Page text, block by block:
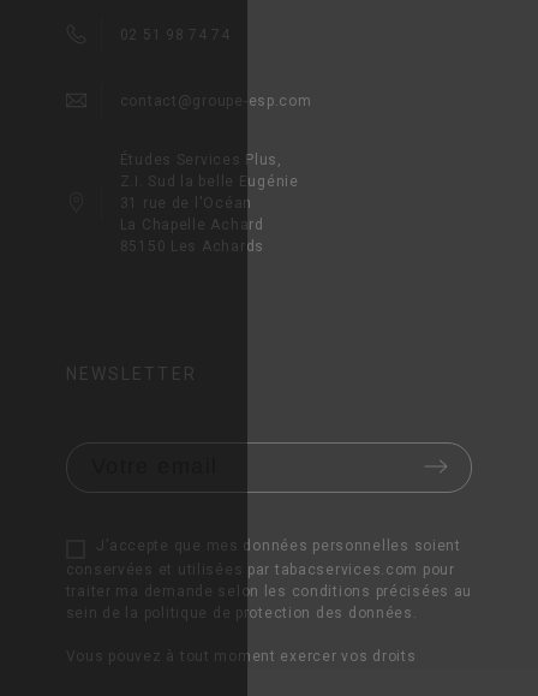
02 51 98 74 74
contact@groupe-esp.com
Études Services Plus,
Z.I. Sud la belle Eugénie
31 rue de l'Océan
La Chapelle Achard
85150 Les Achards
NEWSLETTER
J’accepte que mes données personnelles soient
conservées et utilisées par tabacservices.com pour
traiter ma demande selon les conditions précisées au
sein de la politique de protection des données.
Vous pouvez à tout moment exercer vos droits